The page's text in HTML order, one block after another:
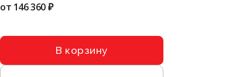
от 146 360 ₽
В корзину